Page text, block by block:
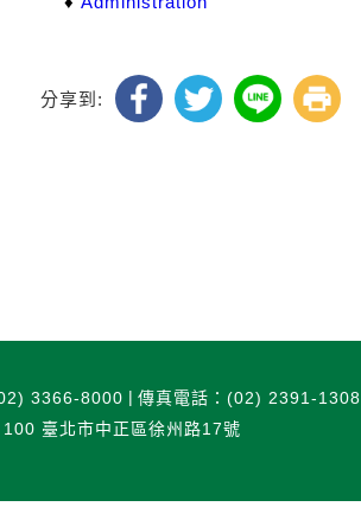
分享到:
3366-8000
傳真電話：(02) 2391-1308
100 臺北市中正區徐州路17號